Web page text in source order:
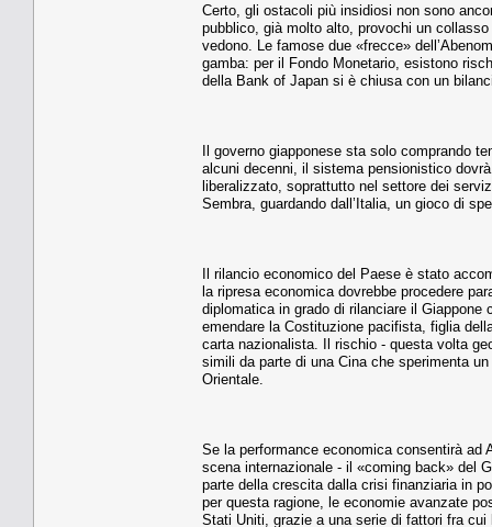
Certo, gli ostacoli più insidiosi non sono
pubblico, già molto alto, provochi un
vedono. Le famose due «frecce»
gamba: per il Fondo Monetario, esistono
della Bank of Japan si è chiusa con un
Il governo giapponese sta solo comprando
alcuni decenni, il sistema pensionistico
liberalizzato, soprattutto nel settore dei
Sembra, guardando dall’Italia, un gioco di
Il rilancio economico del Paese è stato
la ripresa economica dovrebbe procedere
diplomatica in grado di rilanciare il Giappone
emendare la Costituzione pacifista, figlia
carta nazionalista. Il rischio - questa volta
simili da parte di una Cina che sperimenta
Orientale.
Se la performance economica consentirà
scena internazionale - il «coming back» del
parte della crescita dalla crisi finanziaria in
per questa ragione, le economie avanzate
Stati Uniti, grazie a una serie di fattori fra